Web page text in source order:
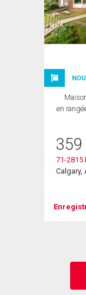
en
71-2815
Calgary,